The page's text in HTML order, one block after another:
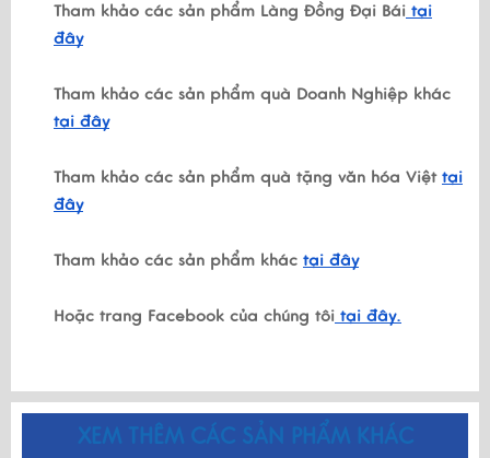
Tham khảo các sản phẩm Làng Đồng Đại Bái tại
đây
Tham khảo các sản phẩm quà Doanh Nghiệp khác
tại đây
Tham khảo các sản phẩm quà tặng văn hóa Việt tại
đây
Tham khảo các sản phẩm khác tại đây
Hoặc trang Facebook của chúng tôi tại đây.
XEM THÊM CÁC SẢN PHẨM KHÁC